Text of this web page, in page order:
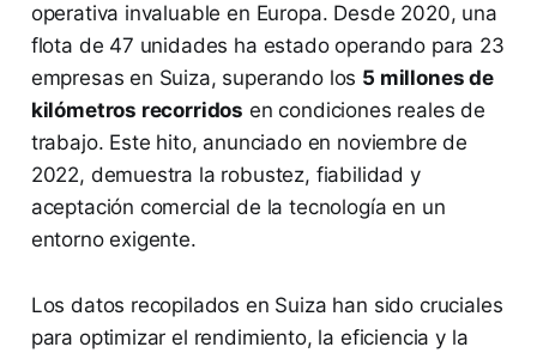
operativa invaluable en Europa. Desde 2020, una
flota de 47 unidades ha estado operando para 23
empresas en Suiza, superando los 5 millones de
kilómetros recorridos en condiciones reales de
trabajo. Este hito, anunciado en noviembre de
2022, demuestra la robustez, fiabilidad y
aceptación comercial de la tecnología en un
entorno exigente.
Los datos recopilados en Suiza han sido cruciales
para optimizar el rendimiento, la eficiencia y la